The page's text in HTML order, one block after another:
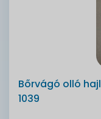
Bőrvágó olló
1039